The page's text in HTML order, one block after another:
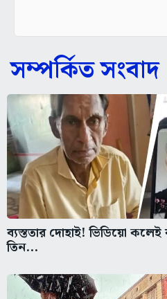
সম্পর্কিত সংবাদ
ব্যস্ততার দোহাই! ভিডিয়ো
তিন...